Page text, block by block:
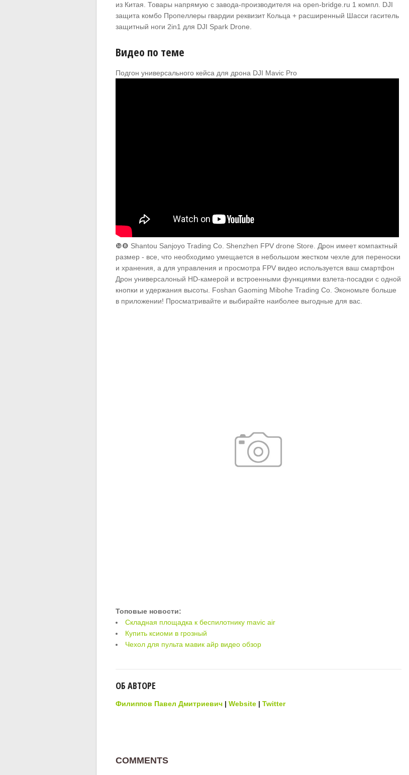
из Китая. Товары напрямую с завода-производителя на open-bridge.ru 1 компл. DJI
защита комбо Пропеллеры гвардии реквизит Кольца + расширенный Шасси гаситель
защитный ноги 2in1 для DJI Spark Drone.
Видео по теме
Подгон универсального кейса для дрона DJI Mavic Pro
❿❽ Shantou Sanjoyo Trading Co. Shenzhen FPV drone Store. Дрон имеет компактный
размер - все, что необходимо умещается в небольшом жестком чехле для переноски
и хранения, а для управления и просмотра FPV видео используется ваш смартфон
Дрон универсалоный HD-камерой и встроенными функциями взлета-посадки с одной
кнопки и удержания высоты. Foshan Gaoming Mibohe Trading Co. Экономьте больше
в приложении! Просматривайте и выбирайте наиболее выгодные для вас.
Топовые новости:
Складная площадка к беспилотнику mavic air
Купить ксиоми в грозный
Чехол для пульта мавик айр видео обзор
ОБ АВТОРЕ
Филиппов Павел Дмитриевич |Website |Twitter
COMMENTS